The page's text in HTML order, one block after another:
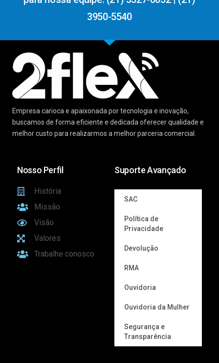
3950-5540
Empresa carioca e apaixonada por tecnologia e inovação,
buscamos de forma eficiente e dedicada oferecer qualidade e
melhor custo para realizarmos a melhor parceria comercial.
Nosso Perfil
História
Missão
Visão
Valores
Trabalhe conosco
Suporte Avançado
SAC
Política de
Privacidade
Devolução
RMA
Ouvidoria
Ouvidoria da Mulher
Segurança e
Transparência